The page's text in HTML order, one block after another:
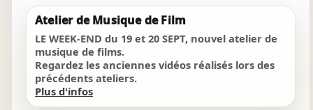
peer gynt
orchestral
radspirale
ambiant
Atelier de Musique de Film
LE WEEK-END du 19 et 20 SEPT, nouvel atelier de
musique de films.
Regardez les anciennes vidéos réalisés lors des
précédents ateliers.
Plus d'infos
Chat Instantané
Hors ligne
En recherche de votre compositeur ?
Bonjour ! 👋